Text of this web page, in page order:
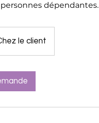
dépendantes.
le client